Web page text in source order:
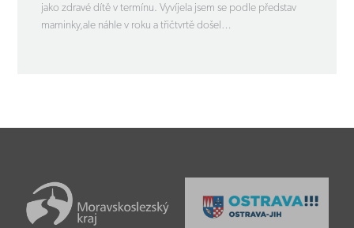
jako zdravé dítě v termínu. Vyvíjela jsem se podle představ
maminky,ale náhle v roku a třičtvrtě došel…